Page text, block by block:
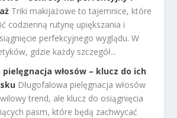
Triki makijażowe to tajemnice, które
codzienną rutynę upiększania i
perfekcyjnego wyglądu. W
gdzie każdy szczegół...
pielęgnacja włosów – klucz do ich
Długofalowa pielęgnacja włosów
trend, ale klucz do osiągnięcia
pasm, które będą zachwycać